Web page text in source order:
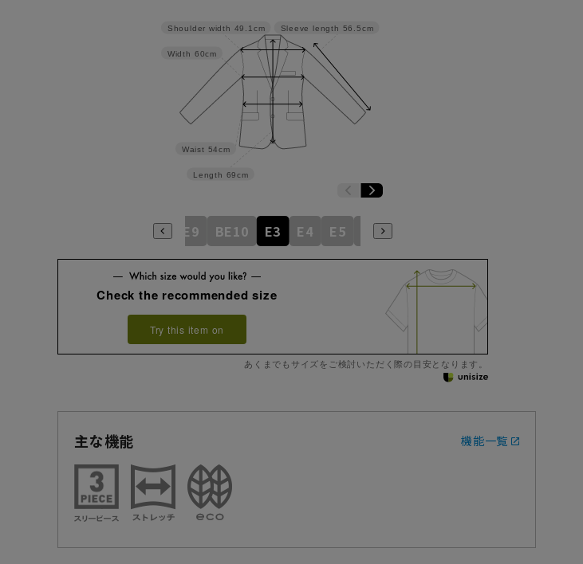
Sleeve length 56.5cm
Length 69cm
Waist 54cm
Width 60cm
Shoulder width 49.1cm
BE8 BE9 BE10 E3 E4 E5 E6
Check the recommended size
Try this item on
あくまでもサイズをご検討いただく際の目安となります。
主な機能 機能一覧